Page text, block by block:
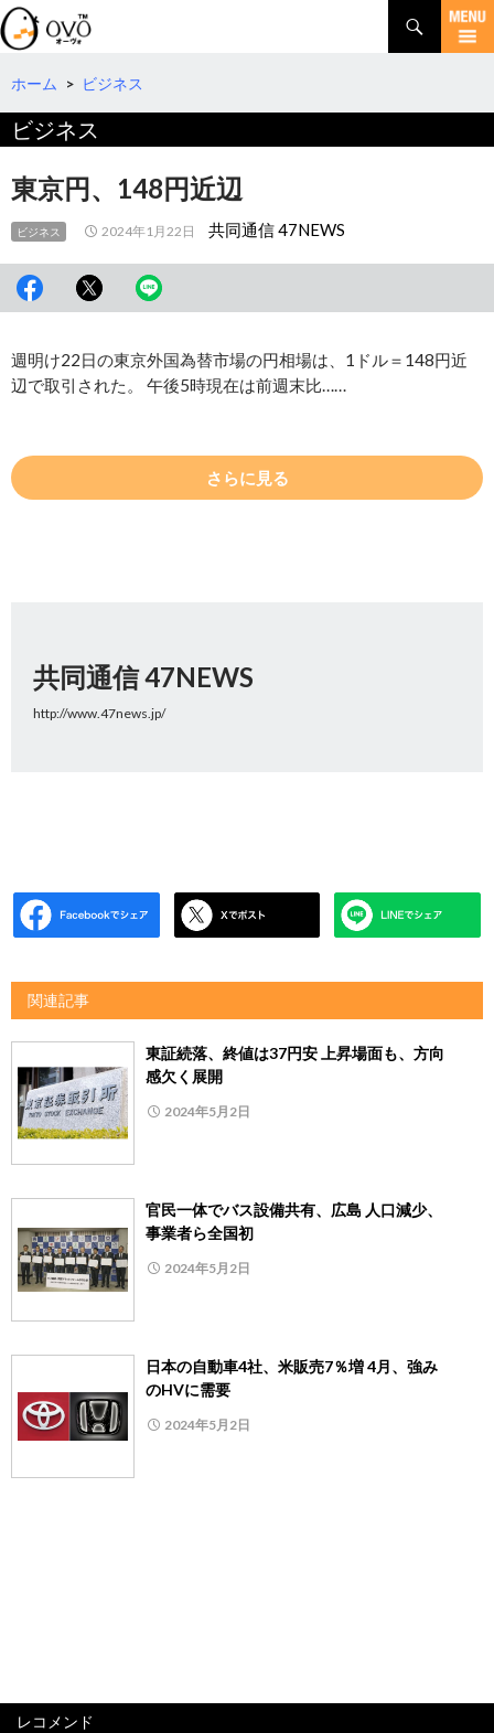
検
索
コ
テ
へ
移
動
ホーム > ビジネス
ビジネス
東京円、148円近辺
ビジネス 2024年1月22日 共同通信 47NEWS
週明け22日の東京外国為替市場の円相場は、1ドル＝148円近
辺で取引された。 午後5時現在は前週末比……
さらに見る
共同通信 47NEWS
http://www.47news.jp/
関連記事
東証続落、終値は37円安 上昇場面も、方向
感欠く展開
2024年5月2日
官民一体でバス設備共有、広島 人口減少、
事業者ら全国初
2024年5月2日
日本の自動車4社、米販売7％増 4月、強み
のHVに需要
2024年5月2日
レコメンド